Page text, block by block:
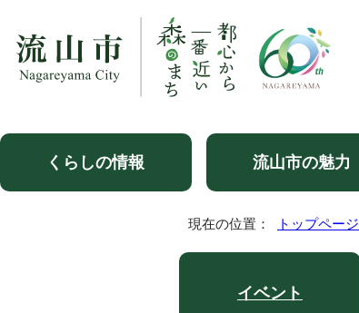
くらしの情報 流山市の魅力
現在の位置： トップページ
イベント